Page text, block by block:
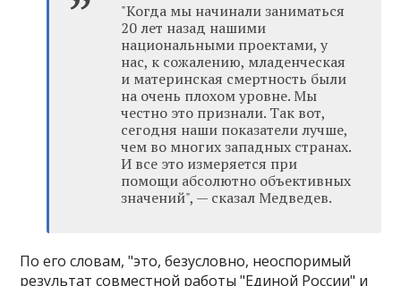
"Когда мы начинали заниматься
20 лет назад нашими
национальными проектами, у
нас, к сожалению, младенческая
и материнская смертность были
на очень плохом уровне. Мы
честно это признали. Так вот,
сегодня наши показатели лучше,
чем во многих западных странах.
И все это измеряется при
помощи абсолютно объективных
значений", — сказал Медведев.
По его словам, "это, безусловно, неоспоримый
результат совместной работы "Единой России" и